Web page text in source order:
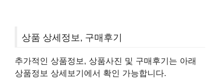
상품 상세정보, 구매후기
추가적인 상품정보, 상품사진 및 구매후기는 아래
상품정보 상세보기에서 확인 가능합니다.